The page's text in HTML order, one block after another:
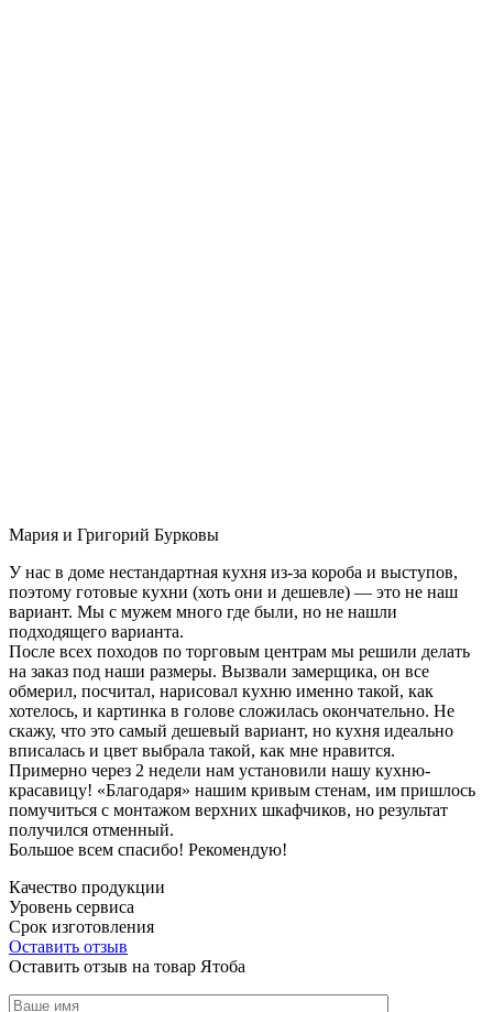
Мария и Григорий Бурковы
У нас в доме нестандартная кухня из-за короба и выступов,
поэтому готовые кухни (хоть они и дешевле) — это не наш
вариант. Мы с мужем много где были, но не нашли
подходящего варианта.
После всех походов по торговым центрам мы решили делать
на заказ под наши размеры. Вызвали замерщика, он все
обмерил, посчитал, нарисовал кухню именно такой, как
хотелось, и картинка в голове сложилась окончательно. Не
скажу, что это самый дешевый вариант, но кухня идеально
вписалась и цвет выбрала такой, как мне нравится.
Примерно через 2 недели нам установили нашу кухню-
красавицу! «Благодаря» нашим кривым стенам, им пришлось
помучиться с монтажом верхних шкафчиков, но результат
получился отменный.
Большое всем спасибо! Рекомендую!
Качество продукции
Уровень сервиса
Срок изготовления
Оставить отзыв
Оставить отзыв на товар Ятоба